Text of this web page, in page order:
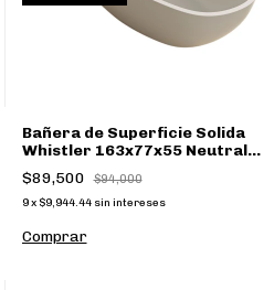
Bañera de Superficie Solida
Whistler 163x77x55 Neutral
Concrete
$89,500 $94,000
9 x $9,944.44 sin intereses
Comprar